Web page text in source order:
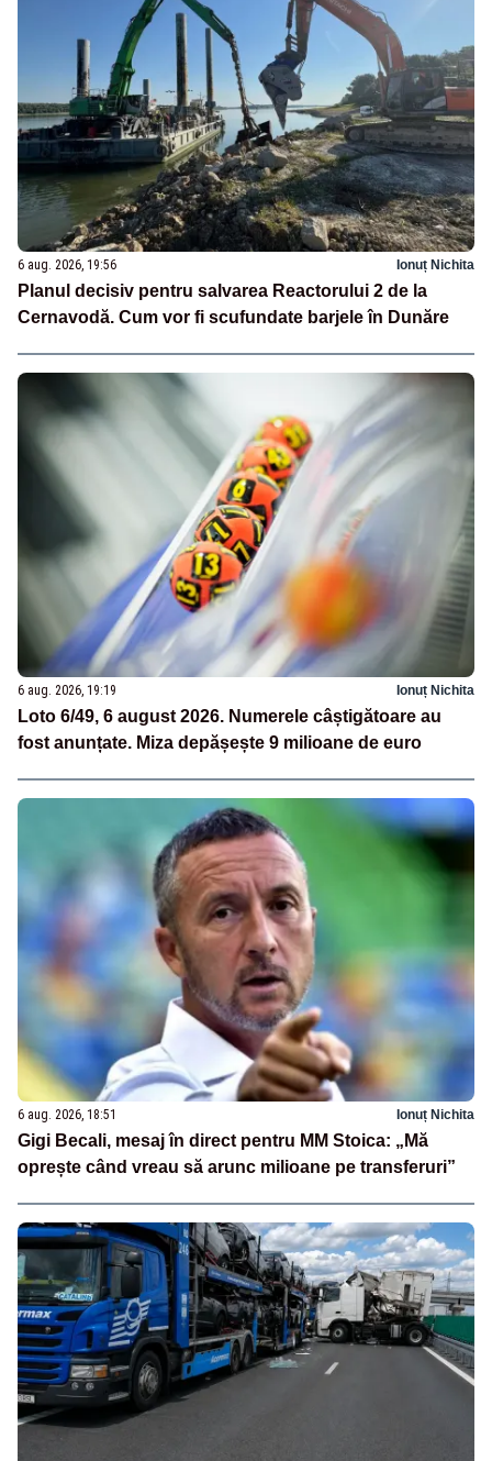
6 aug. 2026, 19:56 Ionuț Nichita
Planul decisiv pentru salvarea Reactorului 2 de la
Cernavodă. Cum vor fi scufundate barjele în Dunăre
6 aug. 2026, 19:19 Ionuț Nichita
Loto 6/49, 6 august 2026. Numerele câștigătoare au
fost anunțate. Miza depășește 9 milioane de euro
6 aug. 2026, 18:51 Ionuț Nichita
Gigi Becali, mesaj în direct pentru MM Stoica: „Mă
oprește când vreau să arunc milioane pe transferuri”